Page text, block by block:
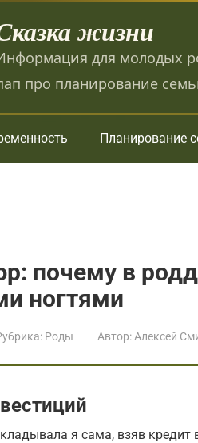
жизни
для молодых
про планирование
Планирование
почему в
ногтями
Роды Автор: Алексей
я сама, взяв